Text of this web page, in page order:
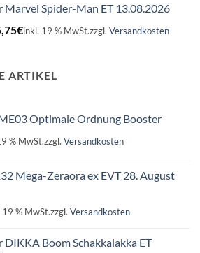
15,75€.
Marvel Spider-Man ET 13.08.2026
€Aktueller
15,75€.
inkl. 19 % MwSt.zzgl. Versandkosten
ARTIKEL
Optimale Ordnung Booster
% MwSt.zzgl. Versandkosten
Mega-Zeraora ex EVT 28. August
19 % MwSt.zzgl. Versandkosten
DIKKA Boom Schakkalakka ET